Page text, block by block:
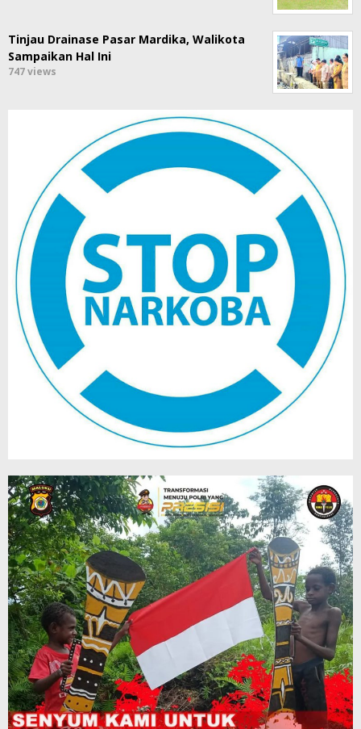
Tinjau Drainase Pasar Mardika, Walikota
Sampaikan Hal Ini
747 views